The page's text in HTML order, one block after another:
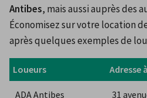
Antibes, mais aussi auprès des
Économisez sur votre location
après quelques exemples de
Loueurs Adresse
ADA Antibes 31